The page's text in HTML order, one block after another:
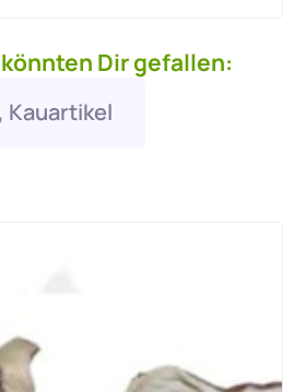
Dir gefallen:
Kauartikel